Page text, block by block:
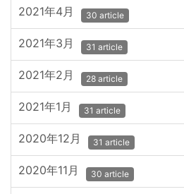
2021年4月 30 article
2021年3月 31 article
2021年2月 28 article
2021年1月 31 article
2020年12月 31 article
2020年11月 30 article